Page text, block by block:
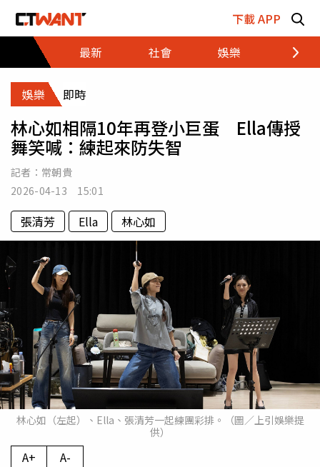
下載 APP
最新
社會 娛樂 財經
娛樂 即時
林心如相隔10年再登小巨蛋 Ella傳授
舞笑喊：練起來防失智
記者： 常朝貴
2026-04-13 15:01
張清芳 Ella 林心如
林心如（左起）、Ella、張清芳一起練團彩排。（圖／上引娛樂提
供）
A+ A-